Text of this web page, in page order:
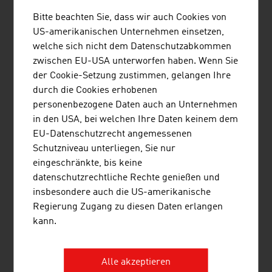
erste Opern-Streaming angeboten. 45 Livestreams pro
Jahr, zwei Kanäle, synchroner Second Screen Content
und ein regelmäßiges Programm in Full-HD setzen die
globale Benchmark für Kultur-Digitalisierung.
KREATIVE AUSBILDUNG
SAE-Institut, gegründet 1976, bietet eine
branchenspezifische Ausbildung an, die den
Anforderungen der globalen kreativen Medienbranche
gerecht wird. Es deckt die Medienbereiche Audio, Film,
Animation, Spiele-Entwicklung, Musikgewerbe und Web
ab. Die Bachelor- und Master-Programme werden in
Zusammenarbeit mit der Middlesex Universität in
London angeboten. Das SAE-Institut verfügt über 45
Standorte, unter anderem in London, Berlin, München,
Die Ausbildung an den Musikuniversitäten und
Bitte beachten Sie, dass wir auch Cookies von
US-amerikanischen Unternehmen einsetzen,
welche sich nicht dem Datenschutzabkommen
zwischen EU-USA unterworfen haben. Wenn Sie
der Cookie-Setzung zustimmen, gelangen Ihre
durch die Cookies erhobenen
personenbezogene Daten auch an Unternehmen
in den USA, bei welchen Ihre Daten keinem dem
EU-Datenschutzrecht angemessenen
Schutzniveau unterliegen, Sie nur
eingeschränkte, bis keine
datenschutzrechtliche Rechte genießen und
insbesondere auch die US-amerikanische
Regierung Zugang zu diesen Daten erlangen
kann.
Alle akzeptieren